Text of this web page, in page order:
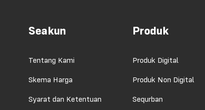
Seakun
Tentang Kami
Skema Harga
Syarat dan Ketentuan
Produk
Produk Digital
Produk Non Digital
Sequrban